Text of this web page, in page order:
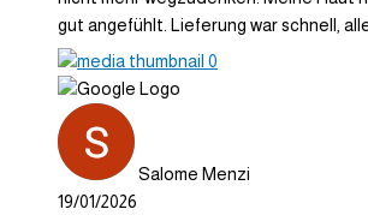
gut angefühlt. Lieferung war schnell,
Salome Menzi
19/01/2026